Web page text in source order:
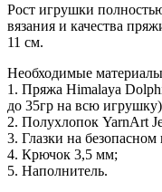
Рост игрушки
вязания и качества
11 см.
Необходимые
1. Пряжа Himalaya
до 35гр на всю
2. Полухлопок YarnArt
3. Глазки на
4. Крючок 3,5 мм;
5. Наполнитель.